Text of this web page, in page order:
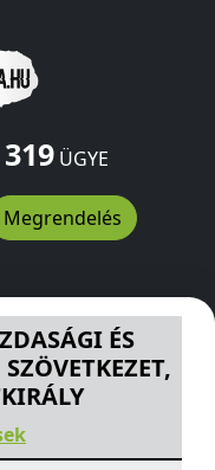
ÜGYE
Megrendelés
ÉS